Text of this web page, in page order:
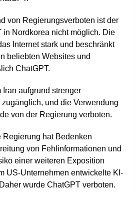
von Regierungsverboten ist der
in Nordkorea nicht möglich. Die
Internet stark und beschränkt
beliebten Websites und
ChatGPT​​.
Iran aufgrund strenger
und die Verwendung
von der Regierung verboten​​.
Regierung hat Bedenken
von Fehlinformationen und
einer weiteren Exposition
US-Unternehmen entwickelte KI-
wurde ChatGPT verboten.